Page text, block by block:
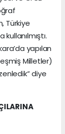
Türkiye
yapılan
Milletler)
diye